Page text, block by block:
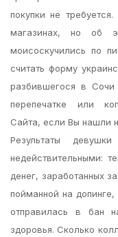
покупки не
магазинах, но об
моисоскучились по
считать форму
разбившегося в
перепечатке или
Сайта, если Вы нашли
Результаты
недействительными:
денег, заработанных
пойманной на
отправилась в бан
здоровья. Сколько